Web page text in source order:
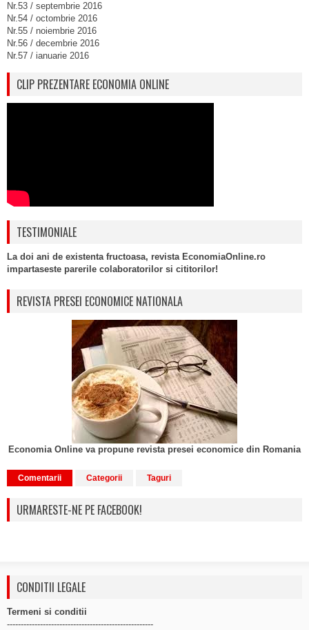
Nr.53 / septembrie 2016
Nr.54 / octombrie 2016
Nr.55 / noiembrie 2016
Nr.56 / decembrie 2016
Nr.57 / ianuarie 2016
CLIP PREZENTARE ECONOMIA ONLINE
TESTIMONIALE
La doi ani de existenta fructoasa, revista EconomiaOnline.ro
impartaseste parerile colaboratorilor si cititorilor!
REVISTA PRESEI ECONOMICE NATIONALA
Economia Online va propune revista presei economice din Romania
Comentarii Categorii Taguri
URMARESTE-NE PE FACEBOOK!
CONDITII LEGALE
Termeni si conditii
-----------------------------------------------------